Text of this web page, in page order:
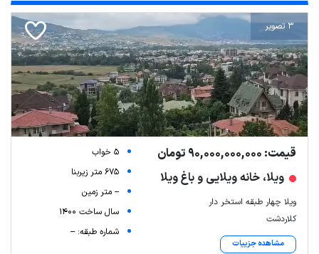
3 تصویر
قیمت: 90,000,000,000 تومان
ویلا، خانه ویلایی و باغ ویلا
ویلا چهار طبقه استخر دار
کلاردشت
مشاهده جزییات
5 خواب
675 متر زیربنا
-- متر زمین
سال ساخت 1400
شماره طبقه: --